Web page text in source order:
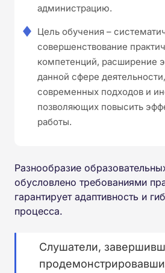
администрацию.
Цель обучения –
совершенствование
компетенций, расширение
данной сфере
современных подходов и
позволяющих повысить
работы.
Разнообразие
обусловлено требованиями
гарантирует адаптивность и
процесса.
Слушатели,